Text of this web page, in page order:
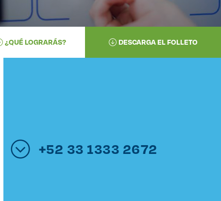
¿QUÉ LOGRARÁS? DESCARGA EL FOLLETO
+52 33 1333 2672